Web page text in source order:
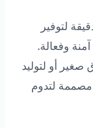
لتوفير
وفعالة.
أو لتوليد
مصممة لتدوم